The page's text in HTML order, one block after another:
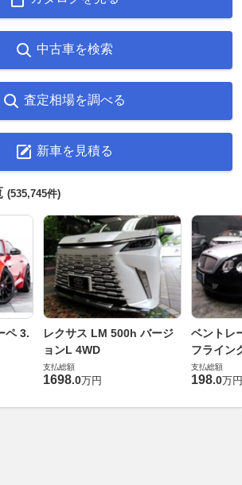
中古車を検索
査定相場を調べる
新車を見積る
(535,745件)
ペ 3.
レクサス LM 500h バージ
ョンL 4WD
支払総額
1698.0万円
ベントレ
フライン
支払総額
198.0万円